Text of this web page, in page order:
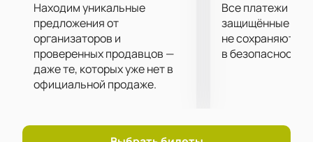
Находим уникальные
предложения от
организаторов и
проверенных продавцов —
даже те, которых уже нет в
официальной продаже.
Все платежи
защищённые
не сохраняются
в безопасности.